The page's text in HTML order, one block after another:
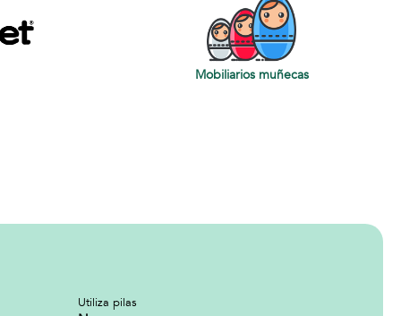
Mobiliarios muñecas
Utiliza pilas